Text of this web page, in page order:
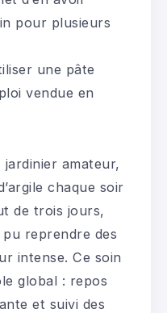
pour plusieurs
une pâte
vendue en
amateur,
chaque soir
de trois jours,
reprendre des
intense. Ce soin
global : repos
et suivi des